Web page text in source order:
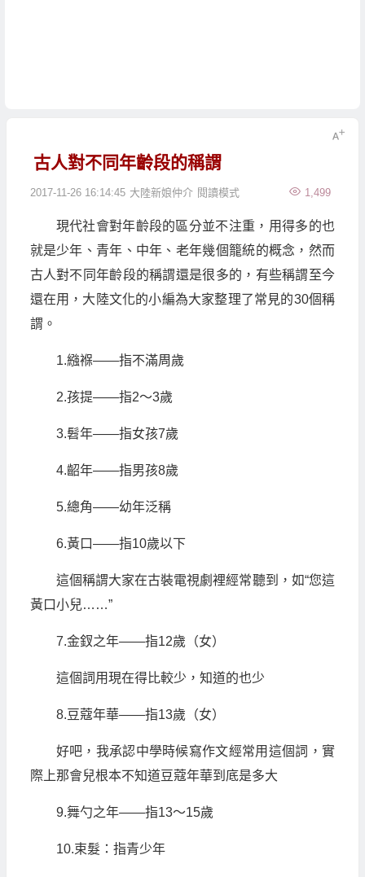
古人對不同年齡段的稱謂
2017-11-26 16:14:45 大陸新娘仲介 1,499
閱讀模式
現代社會對年齡段的區分並不注重，用得多的也
就是少年、青年、中年、老年幾個籠統的概念，然而
古人對不同年齡段的稱謂還是很多的，有些稱謂至今
還在用，大陸文化的小編為大家整理了常見的30個稱
謂。
1.繈褓——指不滿周歲
2.孩提——指2～3歲
3.髫年——指女孩7歲
4.齠年——指男孩8歲
5.總角——幼年泛稱
6.黃口——指10歲以下
這個稱謂大家在古裝電視劇裡經常聽到，如“您這
黃口小兒……”
7.金釵之年——指12歲（女）
這個詞用現在得比較少，知道的也少
8.豆蔻年華——指13歲（女）
好吧，我承認中學時候寫作文經常用這個詞，實
際上那會兒根本不知道豆蔻年華到底是多大
9.舞勺之年——指13～15歲
10.束髮：指青少年